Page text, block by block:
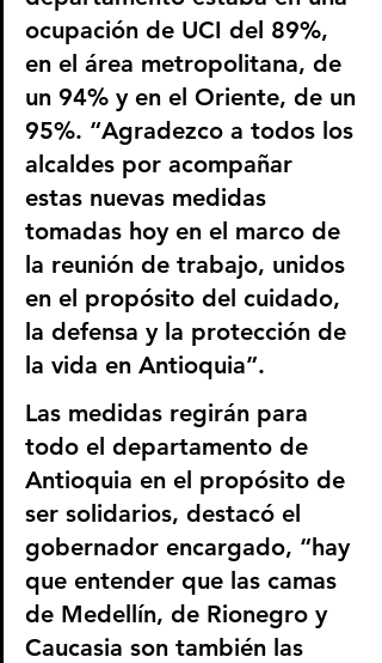
ocupación de UCI del 89%,
en el área metropolitana, de
un 94% y en el Oriente, de un
95%. “Agradezco a todos los
alcaldes por acompañar
estas nuevas medidas
tomadas hoy en el marco de
la reunión de trabajo, unidos
en el propósito del cuidado,
la defensa y la protección de
la vida en Antioquia”.
Las medidas regirán para
todo el departamento de
Antioquia en el propósito de
ser solidarios, destacó el
gobernador encargado, “hay
que entender que las camas
de Medellín, de Rionegro y
Caucasia son también las